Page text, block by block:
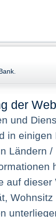
der
und
in
Ländern
auf